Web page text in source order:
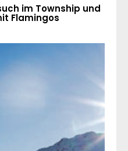
im Township und
Flamingos